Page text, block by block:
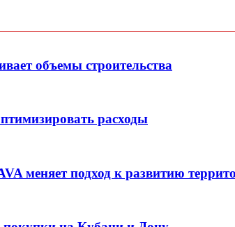
объемы строительства
расходы
меняет подход к развитию